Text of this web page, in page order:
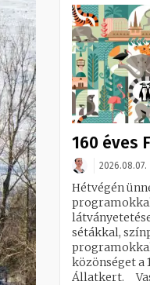
160 éves
2026.08.07.
Hétvégén
sétákkal,
közönséget a
Állatkert.